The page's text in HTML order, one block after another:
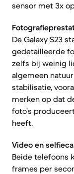
sensor met 3x
De Galaxy S23
gedetailleerde
zelfs bij weinig
algemeen
stabilisatie,
merken op dat
foto's
heeft.
Video en
Beide telefoons
frames per